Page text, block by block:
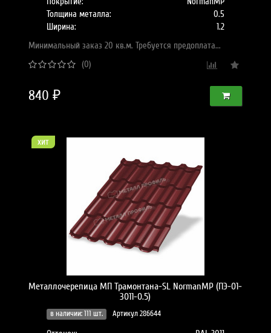
Толщина металла:
0.5
Ширина:
1.2
Минимальный заказ 20 кв.м. Требуется предоплата...
(0)
840 ₽
хит
Металлочерепица МП Трамонтана-SL NormanMP (ПЭ-01-
3011-0.5)
в наличии: 111 шт. Артикул 286644